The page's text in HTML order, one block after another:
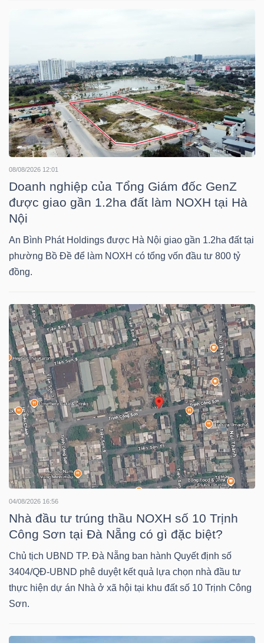
08/08/2026 12:01
Doanh nghiệp của Tổng Giám đốc GenZ
được giao gần 1.2ha đất làm NOXH tại Hà
Nội
An Bình Phát Holdings được Hà Nội giao gần 1.2ha đất tại
phường Bồ Đề để làm NOXH có tổng vốn đầu tư 800 tỷ
đồng.
04/08/2026 16:56
Nhà đầu tư trúng thầu NOXH số 10 Trịnh
Công Sơn tại Đà Nẵng có gì đặc biệt?
Chủ tịch UBND TP. Đà Nẵng ban hành Quyết định số
3404/QĐ-UBND phê duyệt kết quả lựa chọn nhà đầu tư
thực hiện dự án Nhà ở xã hội tại khu đất số 10 Trịnh Công
Sơn.
NGHIỆP
BẤT
ĐỘNG
SẢN
TÀI
CHÍNH
HÀNG
KINH
TẾ
THẾ
GIỚI
ĐÔNG
DƯƠNG
TÀI
CHÍNH
CÁ
NHÂN